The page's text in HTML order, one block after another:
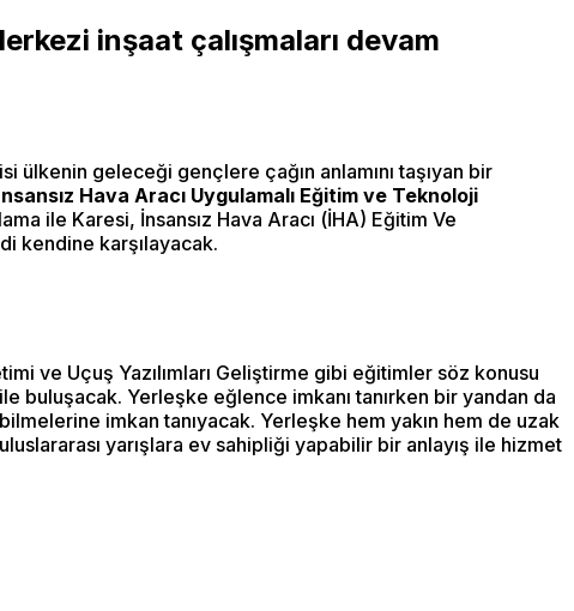
inşaat çalışmaları devam
geleceği gençlere çağın anlamını taşıyan bir
Hava Aracı Uygulamalı Eğitim ve Teknoloji
ile Karesi, İnsansız Hava Aracı (İHA) Eğitim Ve
kendine karşılayacak.
ve Uçuş Yazılımları Geliştirme gibi eğitimler söz konusu
buluşacak. Yerleşke eğlence imkanı tanırken bir yandan da
imkan tanıyacak. Yerleşke hem yakın hem de uzak
yarışlara ev sahipliği yapabilir bir anlayış ile hizmet